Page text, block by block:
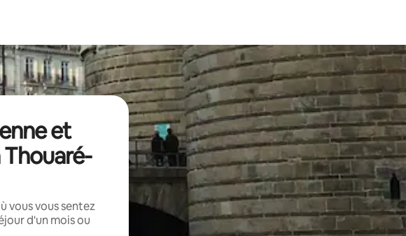
et
vous vous sentez
d'un mois ou